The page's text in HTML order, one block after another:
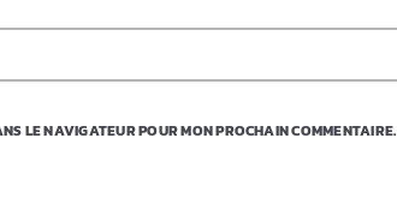
LE NAVIGATEUR POUR MON PROCHAIN COMMENTAIRE.